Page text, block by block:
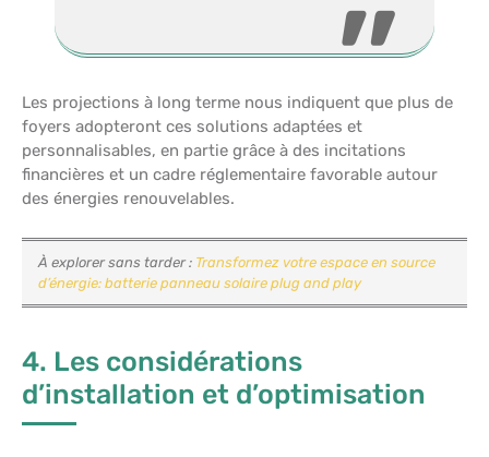
Les projections à long terme nous indiquent que plus de
foyers adopteront ces solutions adaptées et
personnalisables, en partie grâce à des incitations
financières et un cadre réglementaire favorable autour
des énergies renouvelables.
À explorer sans tarder : Transformez votre espace en source
d’énergie: batterie panneau solaire plug and play
4. Les considérations
d’installation et d’optimisation